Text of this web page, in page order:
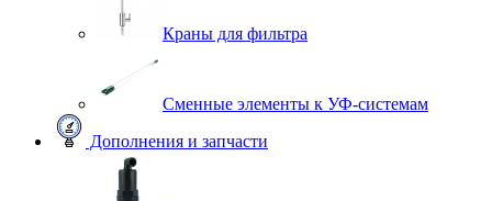
Краны для фильтра
Сменные элементы к УФ-системам
Дополнения и запчасти